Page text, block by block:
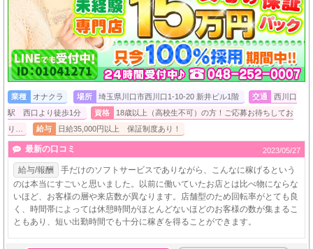
業種 オナクラ 場所 埼玉県川口市西川口1-10-20 新井ビル1階 交通
西川口
駅 西口より徒歩1分
資格
18歳以上（高校生不可）の方！ご応募お待ちしてお
り…
給与 日給35,000円以上 保証制度あり！
最新の口コミ 2023/05/27
給与/報酬
手だけのソフトサービスでありながら、こんなに稼げるという
のは本当にすごいと思いました。以前に働いていたお店とは比べ物にならな
いほど、お客様の層や来店数が異なります。店舗型のため回転率がとても良
く、時間帯によっては休憩時間がほとんどないほどのお客様の数が集まるこ
ともあり、短い出勤時間でも十分に稼ぎを得ることができます。